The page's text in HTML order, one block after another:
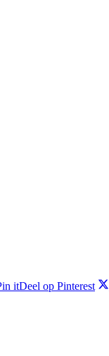
itDeel op Pinterest